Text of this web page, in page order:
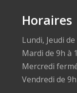
Horaires
Lundi, Jeudi
Mardi de 9h à
Mercredi
Vendredi de